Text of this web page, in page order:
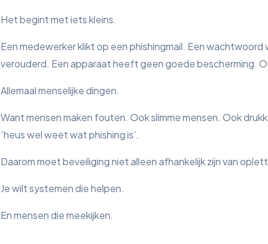
Het begint met iets kleins.
Een medewerker klikt op een phishingmail. Een
verouderd. Een apparaat heeft geen goede bescherming.
Allemaal menselijke dingen.
Want mensen maken fouten. Ook slimme mensen. Ook
‘heus wel weet wat phishing is’.
Daarom moet beveiliging niet alleen afhankelijk zijn van
Je wilt systemen die helpen.
En mensen die meekijken.